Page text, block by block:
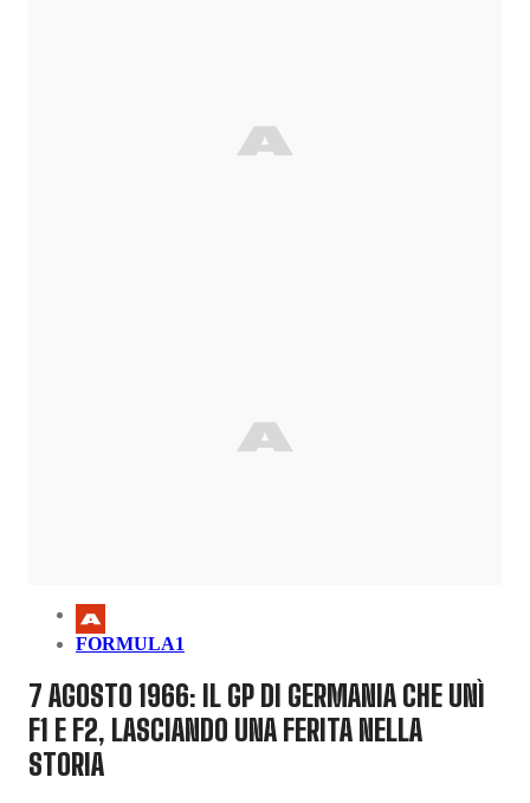
FORMULA1
7 AGOSTO 1966: IL GP DI GERMANIA CHE UNÌ
F1 E F2, LASCIANDO UNA FERITA NELLA
STORIA